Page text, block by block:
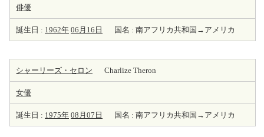
俳優
誕生日 : 1962年 06月16日 国名 : 南アフリカ共和国→アメリカ
シャーリーズ・セロン Charlize Theron
女優
誕生日 : 1975年 08月07日 国名 : 南アフリカ共和国→アメリカ